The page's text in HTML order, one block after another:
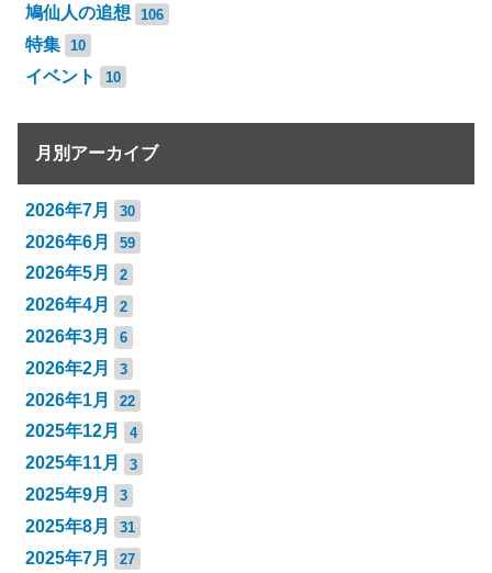
鳩仙人の追想 106
特集 10
イベント 10
月別アーカイブ
2026年7月 30
2026年6月 59
2026年5月 2
2026年4月 2
2026年3月 6
2026年2月 3
2026年1月 22
2025年12月 4
2025年11月 3
2025年9月 3
2025年8月 31
2025年7月 27